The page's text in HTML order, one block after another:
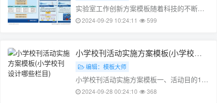
实验室工作创新方案模板随着科技的不断发
展,实验室工作也在不断地创新和进步。本文
本方案旨在通过以下措施提高实验室工作的
创新性和效率:1. 培训专业人才……
2024-09-29 10:24:11 599
小学校刊活动实施方案模板(小学校刊
设计哪些栏目)
编辑：模板大师
小学校刊活动实施方案模板一、活动目的1.
提高学生们的写作能力，增强写作兴趣。2.
2024-09-28 00:24:10 368